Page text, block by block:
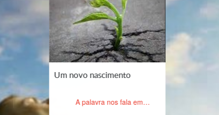
Um novo nascimento
A palavra nos fala em…